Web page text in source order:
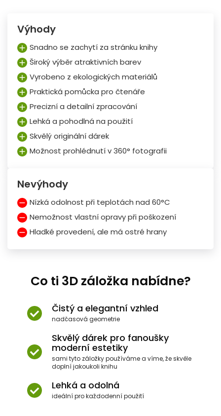
Výhody
Snadno se zachytí za stránku knihy
Široký výběr atraktivních barev
Vyrobeno z ekologických materiálů
Praktická pomůcka pro čtenáře
Precizní a detailní zpracování
Lehká a pohodlná na použití
Skvělý originální dárek
Možnost prohlédnutí v 360° fotografii
Nevýhody
Nízká odolnost při teplotách nad 60°C
Nemožnost vlastní opravy při poškození
Hladké provedení, ale má ostré hrany
Co ti 3D záložka nabídne?
Čistý a elegantní vzhled
nadčasová geometrie
Skvělý dárek pro fanoušky
moderní estetiky
sami tyto záložky používáme a víme, že skvěle
doplní jakoukoli knihu
Lehká a odolná
ideální pro každodenní použití